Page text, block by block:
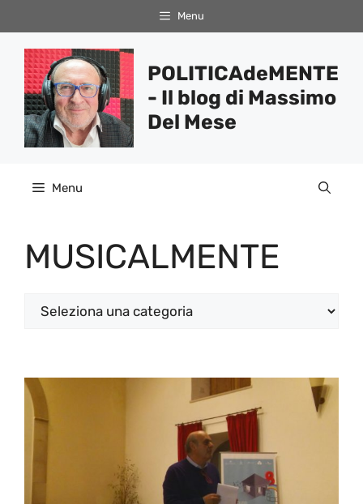
al
contenuto
Menu
POLITICAdeMENTE
- Il blog di Massimo
Del Mese
Menu
MUSICALMENTE
Categorie